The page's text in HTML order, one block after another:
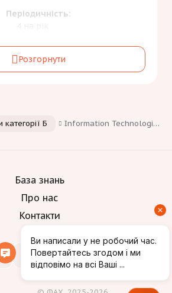
Періодичність:
знань та спеціальність:
технології
Розгорнути
Б Information Technologies and Engineering Electronics” / “Інформаційні технології та інженерна електроніка
База знань
Про нас
Контакти